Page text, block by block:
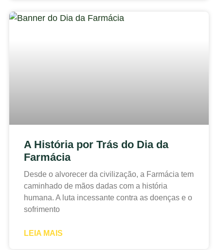
A História por Trás do Dia da
Farmácia
Desde o alvorecer da civilização, a Farmácia tem
caminhado de mãos dadas com a história
humana. A luta incessante contra as doenças e o
sofrimento
LEIA MAIS